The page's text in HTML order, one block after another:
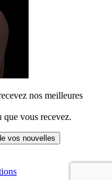
nos meilleures
vous recevez.